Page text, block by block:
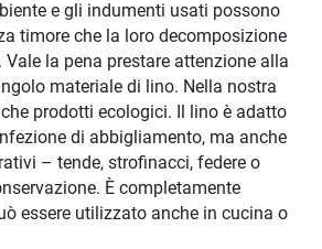
e gli indumenti usati possono
timore che la loro decomposizione
la pena prestare attenzione alla
materiale di lino. Nella nostra
prodotti ecologici. Il lino è adatto
di abbigliamento, ma anche
– tende, strofinacci, federe o
È completamente
essere utilizzato anche in cucina o